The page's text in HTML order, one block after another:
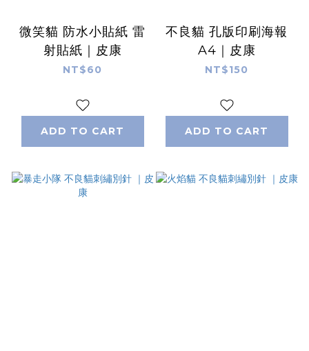
微笑貓 防水小貼紙 雷
射貼紙｜皮康
NT$60
ADD TO CART
不良貓 孔版印刷海報
A4｜皮康
NT$150
ADD TO CART